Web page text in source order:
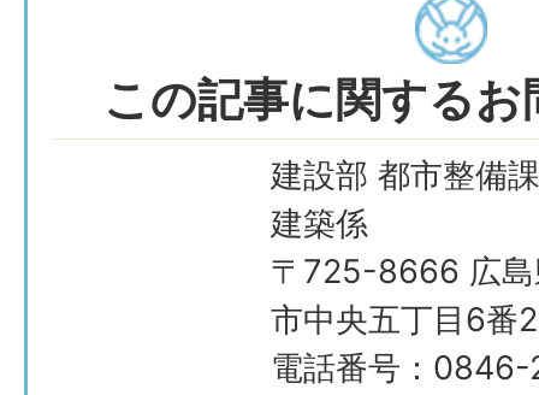
この記事に関する
建設部 都市整備
建築係
〒725-8666 広島
市中央五丁目6番
電話番号：